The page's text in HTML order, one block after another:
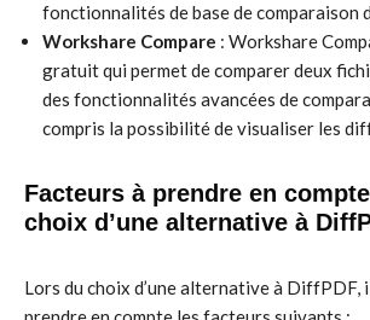
fonctionnalités de base de comparaison
Workshare Compare : Workshare
gratuit qui permet de comparer deux
des fonctionnalités avancées de
compris la possibilité de visualiser les
Facteurs à prendre en
choix d’une alternative à
Lors du choix d’une alternative à DiffPDF,